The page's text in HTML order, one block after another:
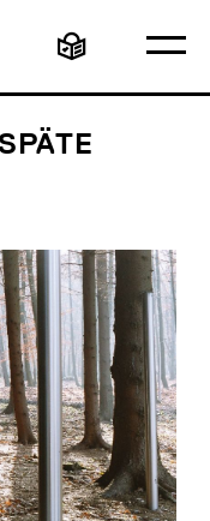
Leichte
Sprache